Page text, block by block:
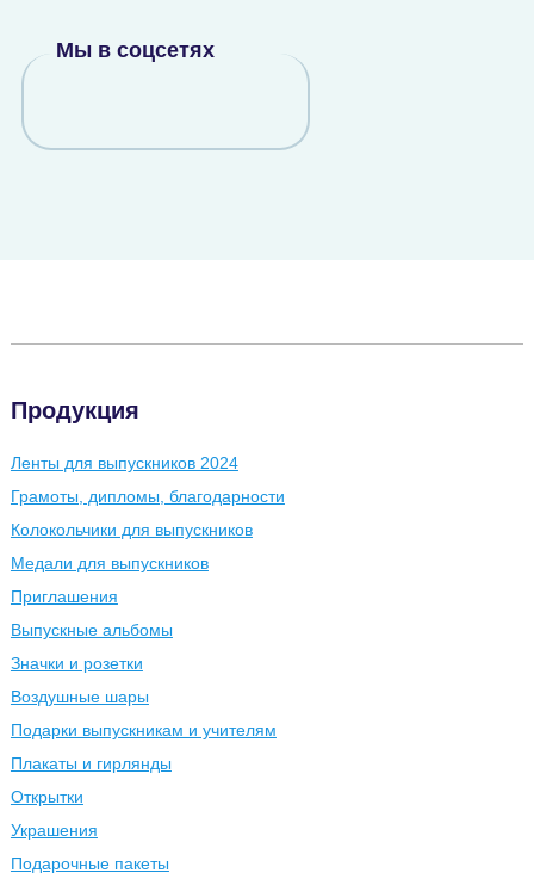
Мы в соцсетях
Продукция
Ленты для выпускников 2024
Грамоты, дипломы, благодарности
Колокольчики для выпускников
Медали для выпускников
Приглашения
Выпускные альбомы
Значки и розетки
Воздушные шары
Подарки выпускникам и учителям
Плакаты и гирлянды
Открытки
Украшения
Подарочные пакеты